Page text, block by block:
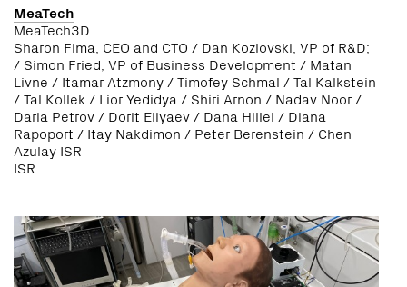
MeaTech
MeaTech3D
Sharon Fima, CEO and CTO / Dan Kozlovski, VP of R&D;
/ Simon Fried, VP of Business Development / Matan
Livne / Itamar Atzmony / Timofey Schmal / Tal Kalkstein
/ Tal Kollek / Lior Yedidya / Shiri Arnon / Nadav Noor /
Daria Petrov / Dorit Eliyaev / Dana Hillel / Diana
Rapoport / Itay Nakdimon / Peter Berenstein / Chen
Azulay ISR
ISR